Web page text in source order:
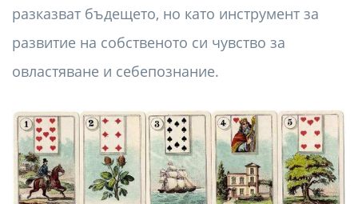
разказват бъдещето, но като инструмент за
развитие на собственото си чувство за
овластяване и себепознание.